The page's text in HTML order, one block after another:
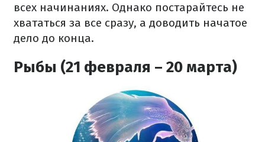
всех начинаниях. Однако постарайтесь не
хвататься за все сразу, а доводить начатое
дело до конца.
Рыбы (21 февраля – 20 марта)